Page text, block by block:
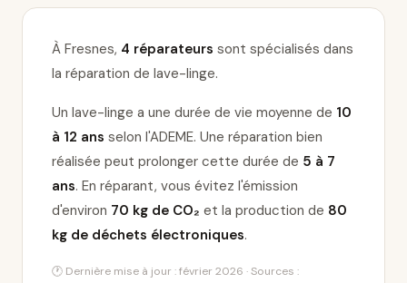
À Fresnes, 4 réparateurs sont spécialisés dans
la réparation de lave-linge.
Un lave-linge a une durée de vie moyenne de 10
à 12 ans selon l'ADEME. Une réparation bien
réalisée peut prolonger cette durée de 5 à 7
ans. En réparant, vous évitez l'émission
d'environ 70 kg de CO₂ et la production de 80
kg de déchets électroniques.
🕐 Dernière mise à jour : février 2026 · Sources :